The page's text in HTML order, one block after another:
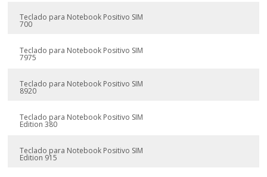
Teclado para Notebook Positivo SIM
700
Teclado para Notebook Positivo SIM
7975
Teclado para Notebook Positivo SIM
8920
Teclado para Notebook Positivo SIM
Edition 380
Teclado para Notebook Positivo SIM
Edition 915